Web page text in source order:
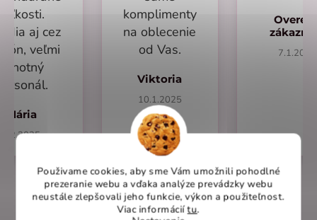
Použivame cookies, aby sme Vám umožnili pohodlné
prezeranie webu a vďaka analýze prevádzky webu
neustále zlepšovali jeho funkcie, výkon a použiteľnost.
Viac informáciítu.
aj cez
veľmi
Mária
1.2.2025
komplimenty
na oblecenie
od Vas.
Viktoria
10.1.2025
7.1.2025